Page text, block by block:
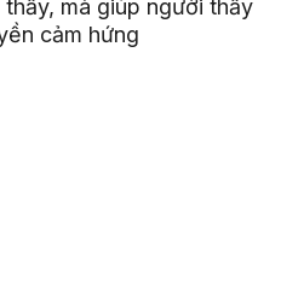
mà giúp người thầy
cảm hứng